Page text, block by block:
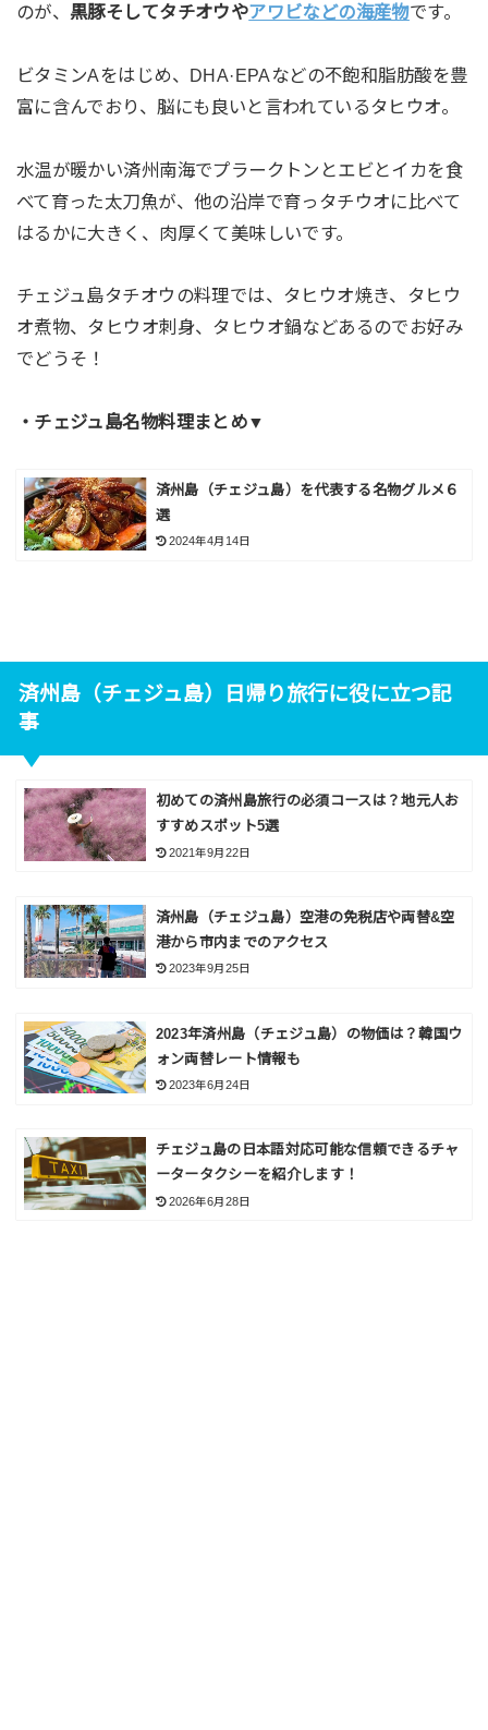
のが、 黒豚そしてタチオウやアワビなどの海産物です。
ビタミンAをはじめ、DHA·EPAなどの不飽和脂肪酸を豊
富に含んでおり、脳にも良いと言われているタヒウオ。
水温が暖かい済州南海でプラークトンとエビとイカを食
べて育った太刀魚が、他の沿岸で育っタチウオに比べて
はるかに大きく、肉厚くて美味しいです。
チェジュ島タチオウの料理では、タヒウオ焼き、タヒウ
オ煮物、タヒウオ刺身、タヒウオ鍋などあるのでお好み
でどうそ！
・チェジュ島名物料理まとめ▼
済州島（チェジュ島）を代表する名物グルメ６
選
2024年4月14日
済州島（チェジュ島）日帰り旅行に役に立つ記
事
初めての済州島旅行の必須コースは？地元人お
すすめスポット5選
2021年9月22日
済州島（チェジュ島）空港の免税店や両替&空
港から市内までのアクセス
2023年9月25日
2023年済州島（チェジュ島）の物価は？韓国ウ
ォン両替レート情報も
2023年6月24日
チェジュ島の日本語対応可能な信頼できるチャ
ータータクシーを紹介します！
2026年6月28日